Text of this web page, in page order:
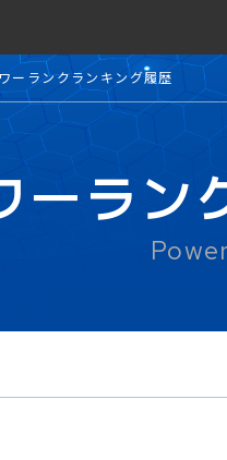
ーランクランキング履歴
ーラン